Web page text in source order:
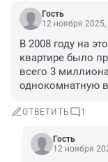
Гость
12 ноября 2025,
В 2008 году на
квартире было
всего 3
однокомнатную
ОТВЕТИТЬ 1
Гость
12 ноября